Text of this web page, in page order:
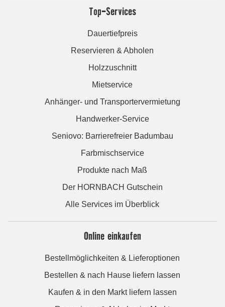
Top-Services
Dauertiefpreis
Reservieren & Abholen
Holzzuschnitt
Mietservice
Anhänger- und Transportervermietung
Handwerker-Service
Seniovo: Barrierefreier Badumbau
Farbmischservice
Produkte nach Maß
Der HORNBACH Gutschein
Alle Services im Überblick
Online einkaufen
Bestellmöglichkeiten & Lieferoptionen
Bestellen & nach Hause liefern lassen
Kaufen & in den Markt liefern lassen